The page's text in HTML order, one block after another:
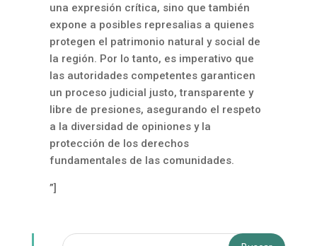
una expresión crítica, sino que también
expone a posibles represalias a quienes
protegen el patrimonio natural y social de
la región. Por lo tanto, es imperativo que
las autoridades competentes garanticen
un proceso judicial justo, transparente y
libre de presiones, asegurando el respeto
a la diversidad de opiniones y la
protección de los derechos
fundamentales de las comunidades.
”]